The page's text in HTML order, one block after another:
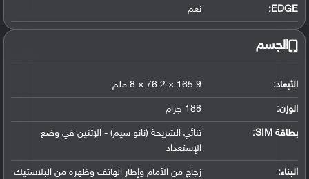
EDGE: نعم
الجسم
الأبعاد: 165.9 × 76.2 × 8 ملم
الوزن: 188 جرام
بطاقة SIM:
ثنائي الشريحة (نانو سيم) - الإثنين في وضع
الإستعداد
البناء: زجاج من الأمام وإطار الهاتف وظهره من البلاستيك